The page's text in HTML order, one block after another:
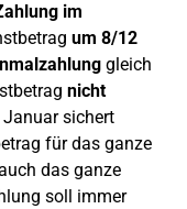
im
um 8/12
gleich
nicht
sichert
für das ganze
das ganze
soll immer